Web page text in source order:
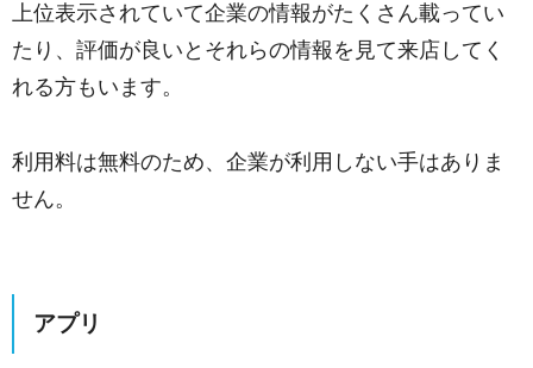
上位表示されていて企業の情報がたくさん載ってい
たり、評価が良いとそれらの情報を見て来店してく
れる方もいます。
利用料は無料のため、企業が利用しない手はありま
せん。
アプリ